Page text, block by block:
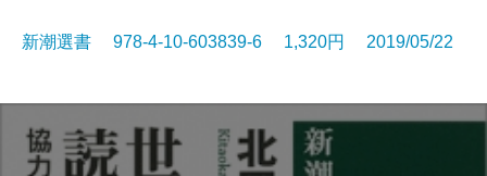
新潮選書 978-4-10-603839-6 1,320円 2019/05/22